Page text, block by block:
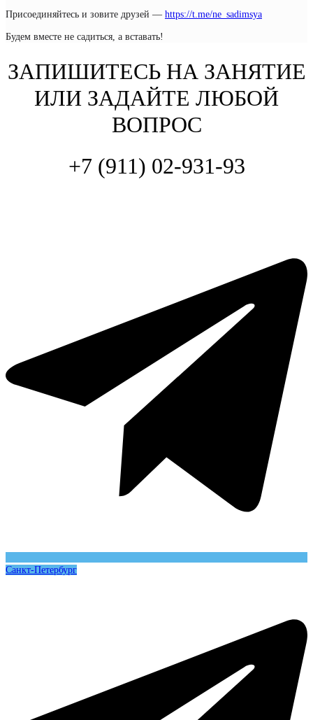
Присоединяйтесь и зовите друзей — https://t.me/ne_sadimsya
Будем вместе не садиться, а вставать!
ЗАПИШИТЕСЬ НА ЗАНЯТИЕ
ИЛИ ЗАДАЙТЕ ЛЮБОЙ
ВОПРОС
+7 (911) 02-931-93
Санкт-Петербург